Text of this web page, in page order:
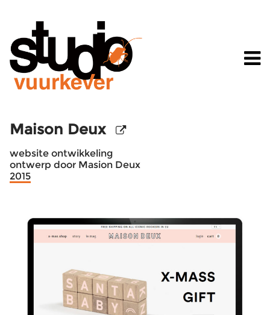
Maison Deux
website ontwikkeling
ontwerp door Masion Deux
2015